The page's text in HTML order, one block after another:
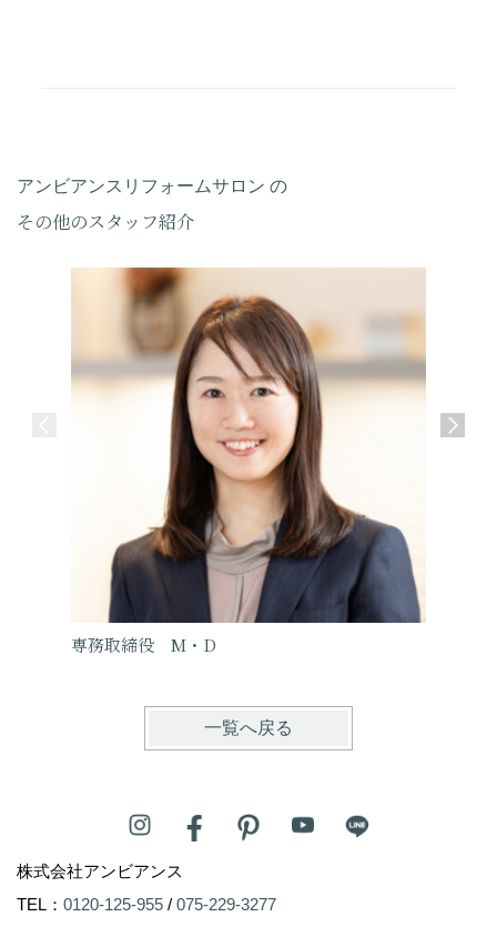
アンビアンスリフォームサロン の
その他のスタッフ紹介
専務取締役 M・D
一覧へ戻る
株式会社アンビアンス
TEL： 0120-125-955 / 075-229-3277